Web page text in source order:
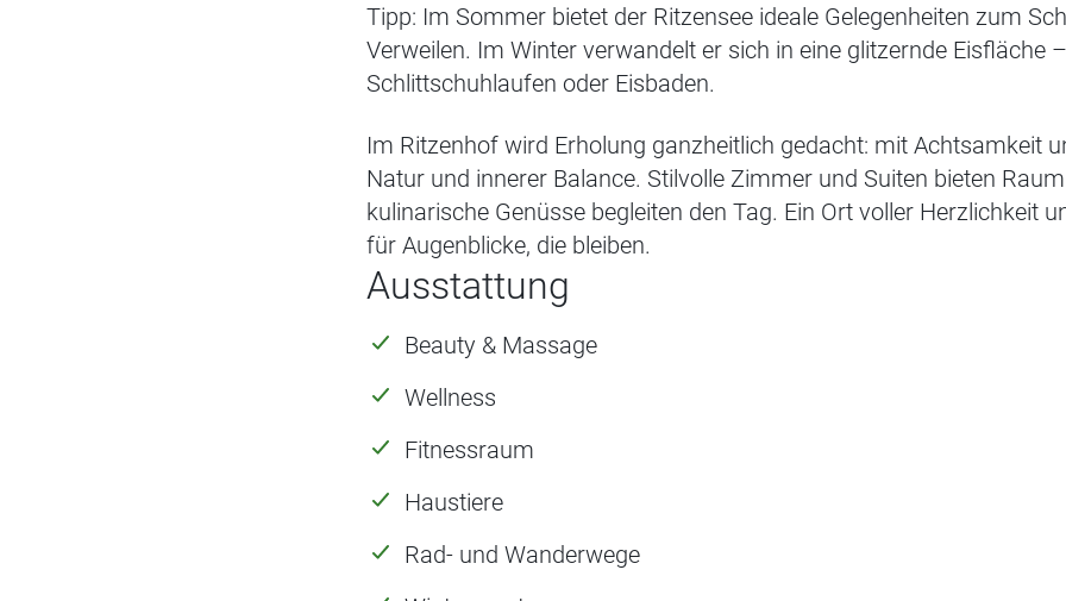
Tipp: Im Sommer bietet der Ritzensee ideale Gelegenheiten zum
Verweilen. Im Winter verwandelt er sich in eine glitzernde Eisfläche
Schlittschuhlaufen oder Eisbaden.
Im Ritzenhof wird Erholung ganzheitlich gedacht: mit Achtsamkeit
Natur und innerer Balance. Stilvolle Zimmer und Suiten bieten
kulinarische Genüsse begleiten den Tag. Ein Ort voller Herzlichkeit
für Augenblicke, die bleiben.
Ausstattung
Beauty & Massage
Wellness
Fitnessraum
Haustiere
Rad- und Wanderwege